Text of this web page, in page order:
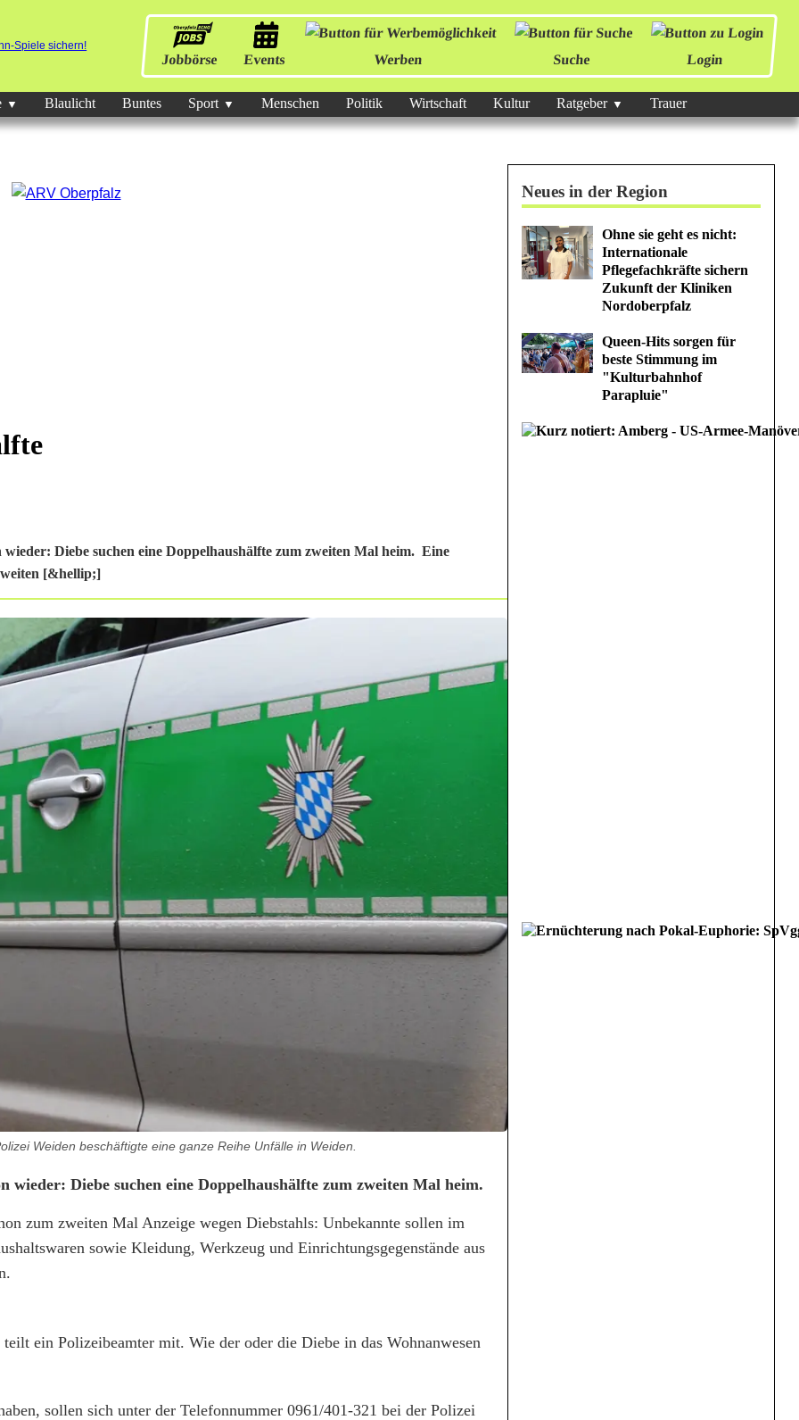
Jobbörse Events Werben Suche Login
Blaulicht Buntes Sport Menschen Politik Wirtschaft Kultur Ratgeber Trauer
Diebe suchen eine Doppelhaushälfte zum zweiten Mal heim. Eine
[&hellip;]
Weiden beschäftigte eine ganze Reihe Unfälle in Weiden.
wieder: Diebe suchen eine Doppelhaushälfte zum zweiten Mal heim.
zum zweiten Mal Anzeige wegen Diebstahls: Unbekannte sollen im
sowie Kleidung, Werkzeug und Einrichtungsgegenstände aus
ein Polizeibeamter mit. Wie der oder die Diebe in das Wohnanwesen
sollen sich unter der Telefonnummer 0961/401-321 bei der Polizei
Neues in der Region
Ohne sie geht es nicht:
Internationale
Pflegefachkräfte sichern
Zukunft der Kliniken
Nordoberpfalz
Queen-Hits sorgen für
beste Stimmung im
"Kulturbahnhof
Parapluie"